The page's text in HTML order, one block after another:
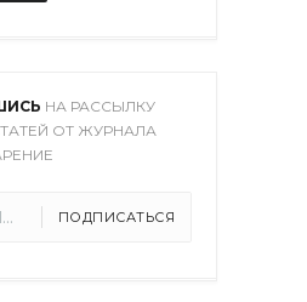
НА РАССЫЛКУ
ОТ ЖУРНАЛА
ПОДПИСАТЬСЯ